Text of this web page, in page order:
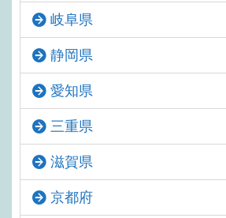
岐阜県
静岡県
愛知県
三重県
滋賀県
京都府